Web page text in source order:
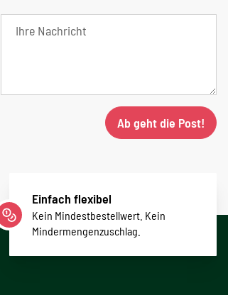
Ab geht die Post!
Einfach flexibel
Kein Mindestbestellwert. Kein
Mindermengenzuschlag.